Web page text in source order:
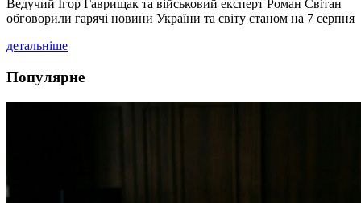
Ведучий Ігор Гаврищак та військовий експерт Роман Світан
обговорили гарячі новини України та світу станом на 7 серпня
детальніше
Популярне